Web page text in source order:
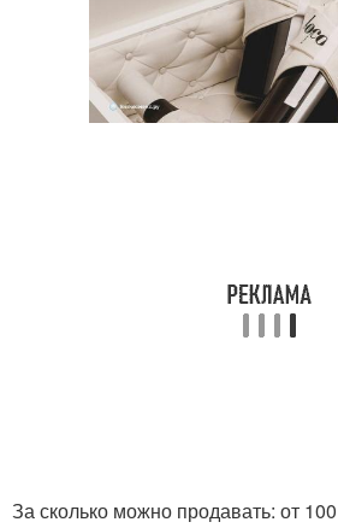
За сколько можно продавать: от